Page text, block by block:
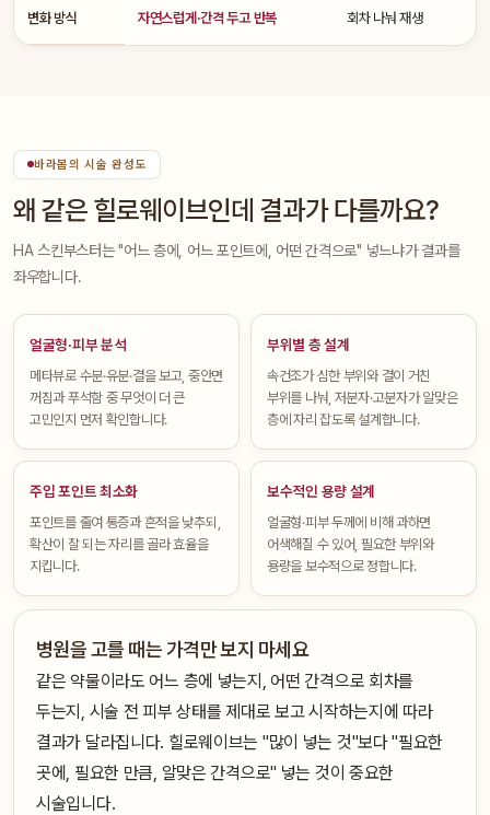
변화 방식 자연스럽게·간격 두고 반복 회차 나눠 재생
바라봄의 시술 완성도
왜 같은 힐로웨이브인데 결과가 다를까요?
HA 스킨부스터는 "어느 층에, 어느 포인트에, 어떤 간격으로" 넣느냐가 결과를
좌우합니다.
얼굴형·피부 분석
메타뷰로 수분·유분·결을 보고, 중안면
꺼짐과 푸석함 중 무엇이 더 큰
고민인지 먼저 확인합니다.
부위별 층 설계
속건조가 심한 부위와 결이 거친
부위를 나눠, 저분자·고분자가 알맞은
층에 자리 잡도록 설계합니다.
주입 포인트 최소화
포인트를 줄여 통증과 흔적을 낮추되,
확산이 잘 되는 자리를 골라 효율을
지킵니다.
보수적인 용량 설계
얼굴형·피부 두께에 비해 과하면
어색해질 수 있어, 필요한 부위와
용량을 보수적으로 정합니다.
병원을 고를 때는 가격만 보지 마세요
같은 약물이라도 어느 층에 넣는지, 어떤 간격으로 회차를
두는지, 시술 전 피부 상태를 제대로 보고 시작하는지에 따라
결과가 달라집니다. 힐로웨이브는 "많이 넣는 것"보다 "필요한
곳에, 필요한 만큼, 알맞은 간격으로" 넣는 것이 중요한
시술입니다.